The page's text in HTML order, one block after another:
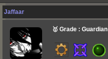
Jaffaar
🥇 Grade : Guardian